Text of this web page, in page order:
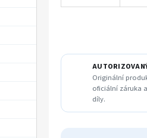
Originální
oficiální záruka
díly.